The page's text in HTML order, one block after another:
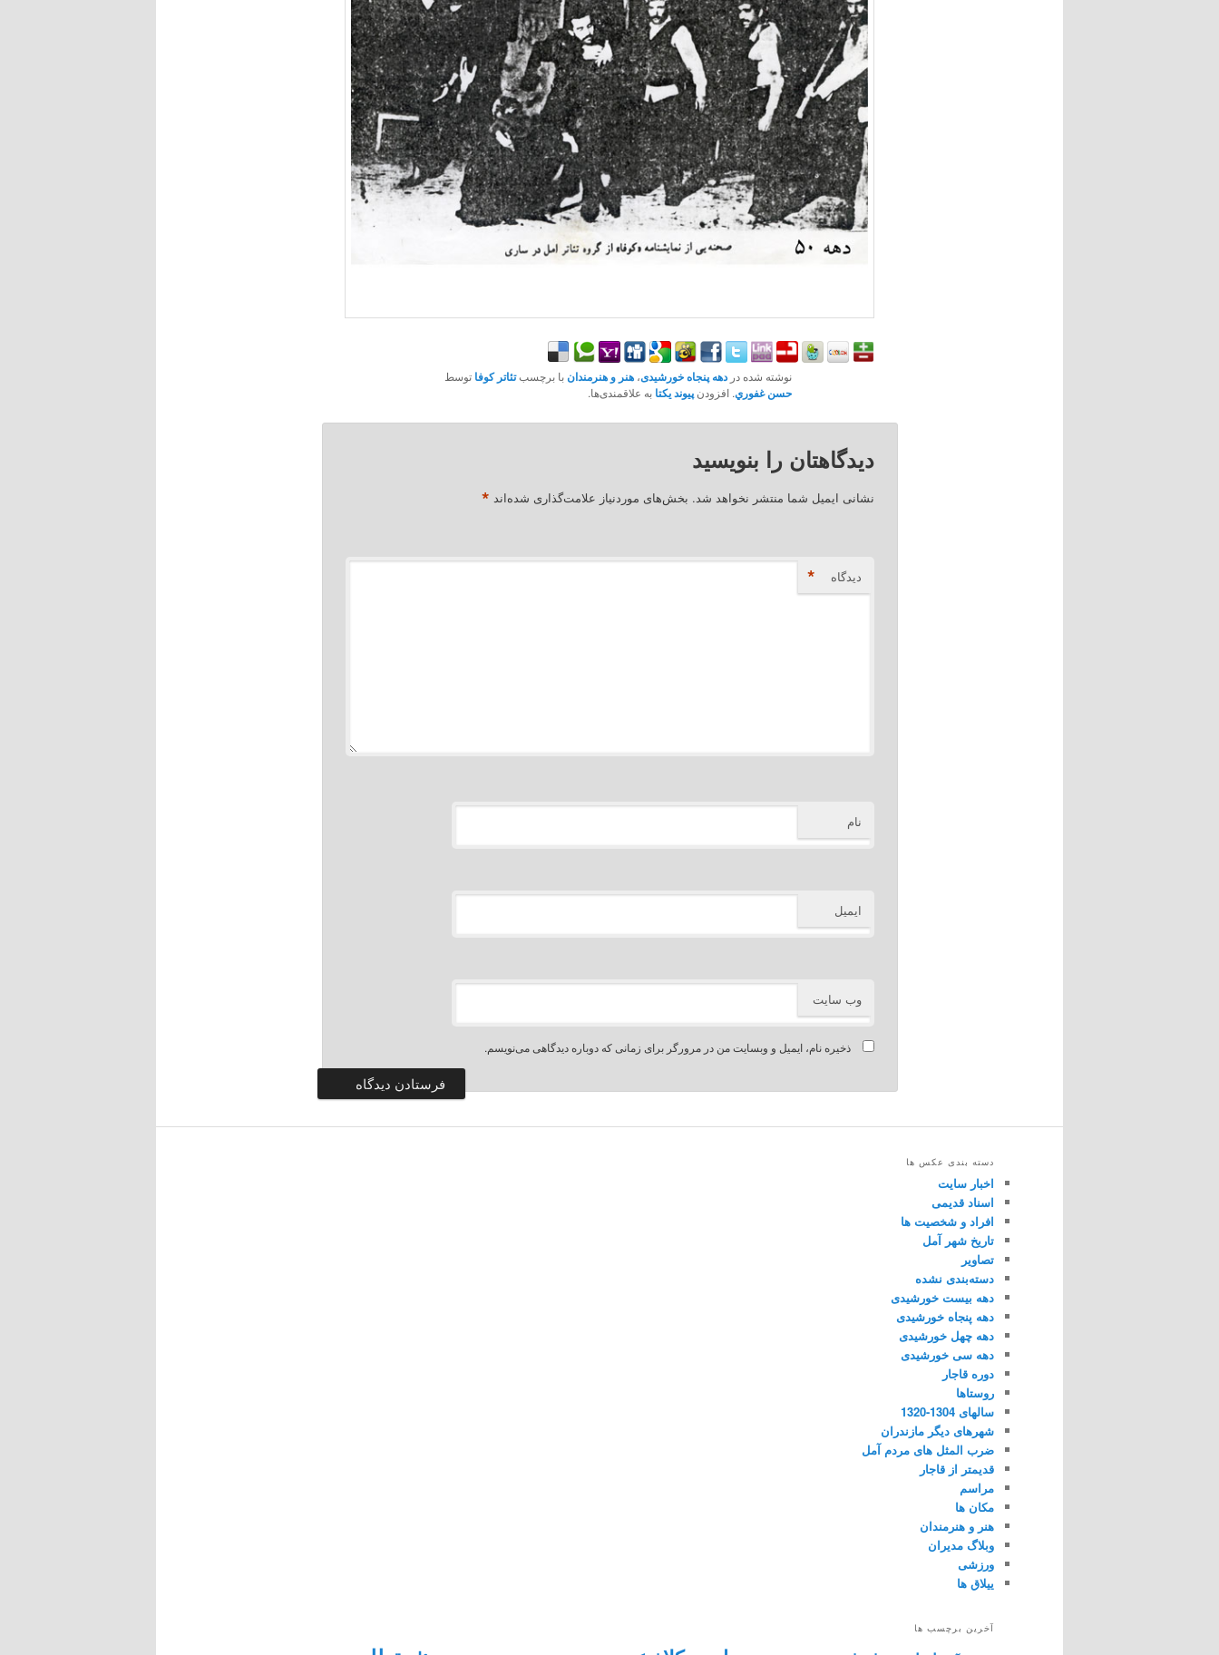
نوشته شده دردهه پنجاه خورشیدی، هنر و هنرمندانبا برچسبتئاتر کوفا توسط
حسن غفوري. افزودن پیوند یکتا به علاقمندی‌ها.
دیدگاهتان را بنویسید
نشانی ایمیل شما منتشر نخواهد شد. بخش‌های موردنیاز علامت‌گذاری شده‌اند *
دیدگاه *
نام
ایمیل
وب‌ سایت
ذخیره نام، ایمیل و وبسایت من در مرورگر برای زمانی که دوباره دیدگاهی می‌نویسم.
دسته بندی عکس ها
اخبار سایت
اسناد قدیمی
افراد و شخصیت ها
تاریخ شهر آمل
تصاویر
دسته‌بندی نشده
دهه بیست خورشیدی
دهه پنجاه خورشیدی
دهه چهل خورشیدی
دهه سی خورشیدی
دوره قاجار
روستاها
سالهای 1304-1320
شهرهای دیگر مازندران
ضرب المثل های مردم آمل
قدیمتر از قاجار
مراسم
مکان ها
هنر و هنرمندان
وبلاگ مدیران
ورزشی
ییلاق ها
آخرین برچسب ها